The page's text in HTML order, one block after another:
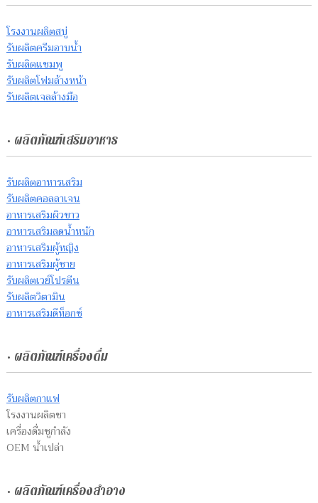
โรงงานผลิตสบู่
รับผลิตครีมอาบน้ำ
รับผลิตแชมพู
รับผลิตโฟมล้างหน้า
รับผลิตเจลล้างมือ
• ผลิตภัณฑ์เสริมอาหาร
รับผลิตอาหารเสริม
รับผลิตคอลลาเจน
อาหารเสริมผิวขาว
อาหารเสริมลดน้ำหนัก
อาหารเสริมผู้หญิง
อาหารเสริมผู้ชาย
รับผลิตเวย์โปรตีน
รับผลิตวิตามิน
อาหารเสริมดีท็อกซ์
• ผลิตภัณฑ์เครื่องดื่ม
รับผลิตกาแฟ
โรงงานผลิตชา
เครื่องดื่มชูกำลัง
OEM น้ำเปล่า
• ผลิตภัณฑ์เครื่องสำอาง